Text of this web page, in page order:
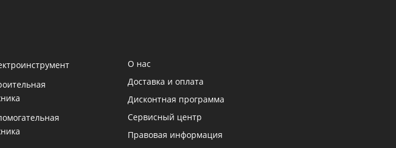
О нас
Доставка и оплата
Дисконтная программа
Сервисный центр
Правовая информация